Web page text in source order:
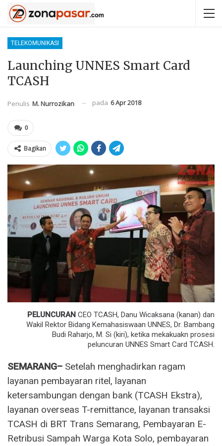
TELEKOMUNIKASI
Launching UNNES Smart Card
TCASH
Penulis M. Nurrozikan pada 6 Apr 2018
0
Bagikan
PELUNCURAN CEO TCASH, Danu Wicaksana (kanan) dan
Wakil Rektor Bidang Kemahasiswaan UNNES, Dr. Bambang
Budi Raharjo, M. Si (kiri), ketika mekakuakn prosesi
peluncuran UNNES Smart Card TCASH.
SEMARANG– Setelah menghadirkan ragam
layanan pembayaran ritel, layanan
ketersambungan dengan bank (TCASH Ekstra),
layanan overseas T-remittance, layanan transaksi
TCASH di BRT Trans Semarang, Pembayaran E-
Retribusi Sampah Warga Kota Solo, pembayaran